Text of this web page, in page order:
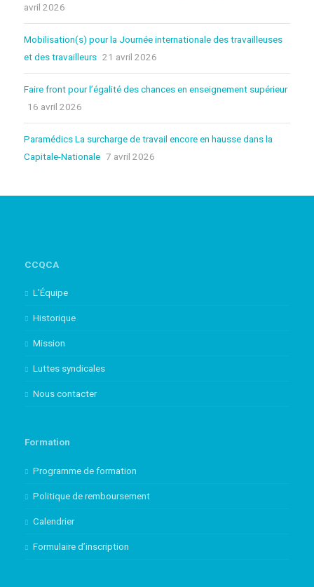
avril 2026
Mobilisation(s) pour la Journée internationale des travailleuses
et des travailleurs 21 avril 2026
Faire front pour l’égalité des chances en enseignement supérieur
16 avril 2026
Paramédics La surcharge de travail encore en hausse dans la
Capitale-Nationale 7 avril 2026
CCQCA
L’Équipe
Historique
Mission
Luttes syndicales
Nous contacter
Formation
Programme de formation
Politique de remboursement
Calendrier
Formulaire d’inscription